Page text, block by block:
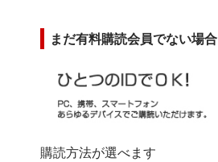
まだ有料購読会員でない場合
購読方法が選べます